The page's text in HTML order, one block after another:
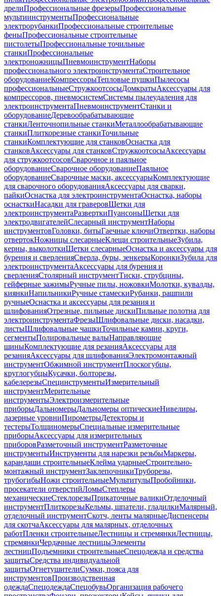
дрелиПрофессиональные фрезерыПрофессиональные
мультиинструментыПрофессиональные
электрорубанкиПрофессиональные строительные
феныПрофессиональные строительные
пистолетыПрофессиональные точильные
станкиПрофессиональные
электроножницыПневмоинструментНаборы
профессионального электроинструментаСтроительное
оборудованиеКомпрессорыТепловые пушкиПылесосы
профессиональныеСтружкоотсосыДомкратыАксессуары для
компрессоров, пневмосистемСистемы пылеудаления для
электроинструментаПневмоинструментСтанки и
оборудованиеДеревообрабатывающие
станкиЛенточнопильные станкиМеталлообрабатывающие
станкиПлиткорезные станкиТочильные
станкиКомплектующие для станковОснастка для
станковАксессуары для станковСтружкоотсосыАксессуары
для стружкоотсосовСварочное и паяльное
оборудованиеСварочное оборудованиеПаяльное
оборудованиеСварочные маски, аксессуарыКомплектующие
для сварочного оборудованияАксессуары для сварки,
пайкиОснастка для электроинструментаОснастка, наборы
оснасткиНасадки для граверовЩетки для
электроинструментаРазверткиПуансоныЩетки для
электродвигателейСлесарный инструментНаборы
инструментовГоловки, битыГаечные ключиОтвертки, наборы
отвертокНожницы слесарныеКлещи строительныеЗубила,
керны, выколоткиЩетки слесарныеОснастка и аксессуары для
бурения и сверленияСверла, буры, зенкерыКоронкиЗубила для
электроинструментаАксессуары для бурения и
сверленияСтолярный инструментТиски, струбцины,
гейферные зажимыРучные пилы, ножовкиМолотки, кувалды,
киянкиНапильникиРучные стамескиРубанки, рашпили
ручныеОснастка и аксессуары для резания и
шлифованияОтрезные, пильные дискиПильные полотна для
электроинструментаФрезыШлифовальные диски, насадки,
листыШлифовальные чашкиТочильные камни, круги,
сегментыПолировальные валыНаправляющие
шиныКомплектующие для резанияАксессуары для
резанияАксессуары для шлифованияЭлектромонтажный
инструментОбжимной инструментПлоскогубцы,
круглогубцыКусачки, болторезы,
кабелерезыСпецинструментыИзмерительный
инструментМерительные
инструментыЭлектроизмерительные
приборыДальномерыДальномеры оптическиеНивелиры,
лазерные уровниПирометрыДетекторы и
тестерыТолщиномерыСпециальные измерительные
приборыАксессуары для измерительных
приборовРазметочный инструментРазметочные
инструментыИнструменты для нарезки резьбыМаркеры,
карандаши строительныеКлейма ударныеСтроительно-
монтажный инструментЗаклепочникиТруборезы,
трубогибыНожи строительныеМультитулыПробойники,
просекатели отверстийЛомыСтеплеры
механическиеСтеклорезыПрикаточные валикиОтделочный
инструментПлиткорезыКельмы, шпатели, гладилкиМалярный,
отделочный инструментСкотч, ленты малярныеДиспенсеры
для скотчаАксессуары для малярных, отделочных
работПленки строительныеЛестницы и стремянкиЛестницы,
стремянкиЧердачные лестницыЭлементы
лестницПодъемники строительныеСпецодежда и средства
защитыСредства индивидуальной
защитыОгнетушителиСумки, пояса для
инструментовПроизводственная
одеждаСпецодеждаСпецобувьОрганизация рабочего